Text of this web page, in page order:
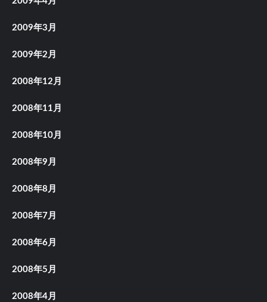
2009年3月
2009年2月
2008年12月
2008年11月
2008年10月
2008年9月
2008年8月
2008年7月
2008年6月
2008年5月
2008年4月